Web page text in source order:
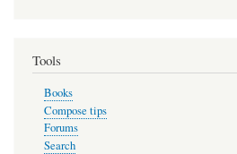
Tools
Books
Compose tips
Forums
Search